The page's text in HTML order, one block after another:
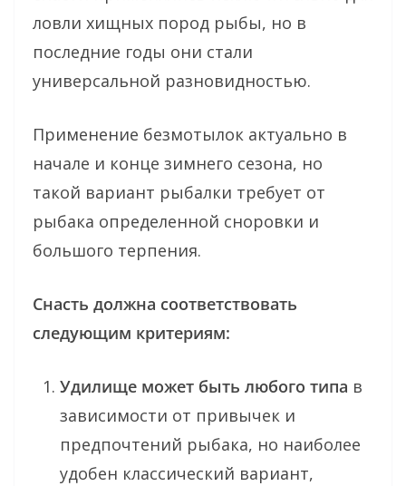
ловли хищных пород рыбы, но в
последние годы они стали
универсальной разновидностью.
Применение безмотылок актуально в
начале и конце зимнего сезона, но
такой вариант рыбалки требует от
рыбака определенной сноровки и
большого терпения.
Снасть должна соответствовать
следующим критериям:
Удилище может быть любого типа в
зависимости от привычек и
предпочтений рыбака, но наиболее
удобен классический вариант,